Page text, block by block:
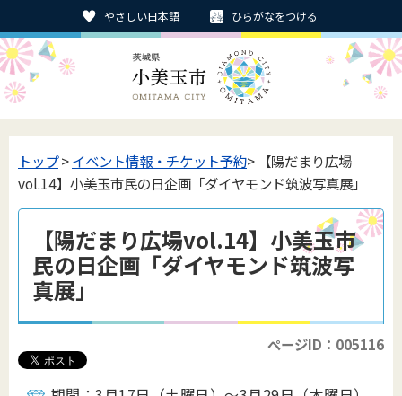
やさしい日本語 ひらがなをつける
トップ>イベント情報・チケット予約> 【陽だまり広場
vol.14】小美玉市民の日企画「ダイヤモンド筑波写真展」
【陽だまり広場vol.14】小美玉市
民の日企画「ダイヤモンド筑波写
真展」
ページID：005116